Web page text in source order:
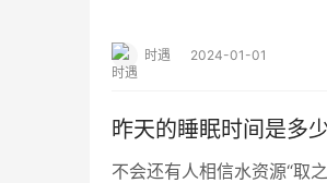
时遇 2024-01-01
昨天的睡眠时间是多
不会还有人相信水资源“取